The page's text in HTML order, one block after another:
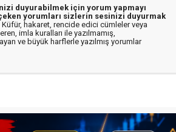
duyurabilmek için yorum yapmayı
yorumları sizlerin sesinizi duyurmak
Küfür, hakaret, rencide edici cümleler veya
imla kuralları ile yazılmamış,
ve büyük harflerle yazılmış yorumlar